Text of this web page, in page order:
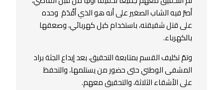
أصرّ فيه الشاب الصغير على أنه هو الذي أقْدَمَ وحده
على قتل شقيقته، باستخدام كبل كهربائي، وصعقها
بالكهرباء.
وتمّ تكليف القسم بمتابعة التحقيق، بعد إيداع الجثة براد
المشفى الوطني حتى حضور من يستلمها، والتحفظ
على الأشقاء الثلاثة، والتحقيق معهم.